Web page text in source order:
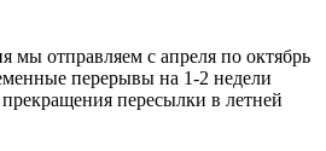
мы отправляем с апреля по октябрь
перерывы на 1-2 недели
пересылки в летней